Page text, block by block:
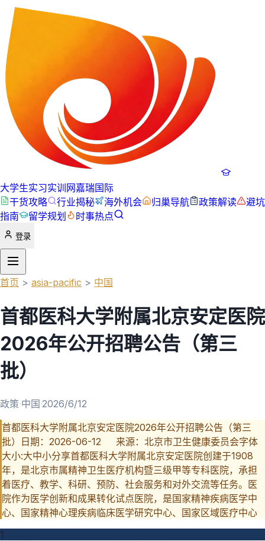
大学生实习实训网嘉瑞国际
干货攻略
行业揭秘 海外机会 归巢导航 政策解读
避坑
指南
留学规划 时事热点
登录
首页 > asia-pacific > 中国
首都医科大学附属北京安定医院
2026年公开招聘公告（第三
批）
政策·中国·2026/6/12
首都医科大学附属北京安定医院2026年公开招聘公告（第三
批）日期：2026-06-12 来源：北京市卫生健康委员会字体
大小:大中小分享首都医科大学附属北京安定医院创建于1908
年，是北京市属精神卫生医疗机构暨三级甲等专科医院，承担
着医疗、教学、科研、预防、社会服务和对外交流等任务。医
院作为医学创新和成果转化试点医院，是国家精神疾病医学中
心、国家精神心理疾病临床医学研究中心、国家区域医疗中心
1